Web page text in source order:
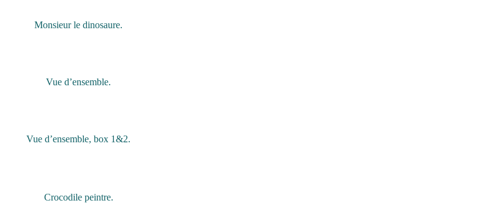
Monsieur le dinosaure.
Vue d’ensemble.
Vue d’ensemble, box 1&2.
Crocodile peintre.